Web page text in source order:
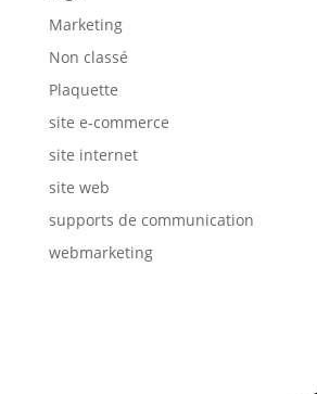
Marketing
Non classé
Plaquette
site e-commerce
site internet
site web
supports de communication
webmarketing